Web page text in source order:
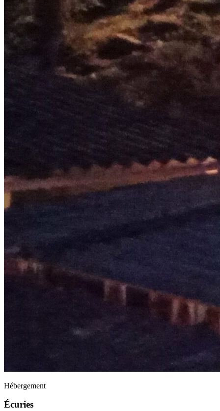
Hébergement
Écuries